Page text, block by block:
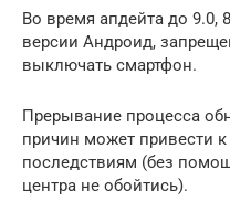
Во время апдейта до 9.0,
версии Андроид,
выключать смартфон.
Прерывание процесса
причин может привести
последствиям (без
центра не обойтись).